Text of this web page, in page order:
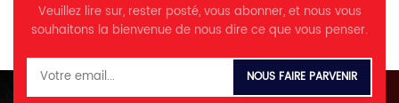
Veuillez lire sur, rester posté, vous abonner, et nous vous
souhaitons la bienvenue de nous dire ce que vous penser.